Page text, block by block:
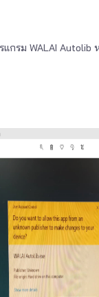
แกรม WALAI Autolib